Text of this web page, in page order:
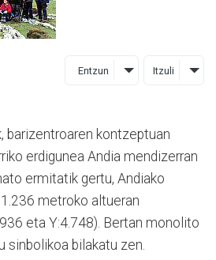
Entzun Itzuli
barizentroaren kontzeptuan
erdigunea Andia mendizerran
ermitatik gertu, Andiako
metroko altueran
eta Y:4.748). Bertan monolito
sinbolikoa bilakatu zen.